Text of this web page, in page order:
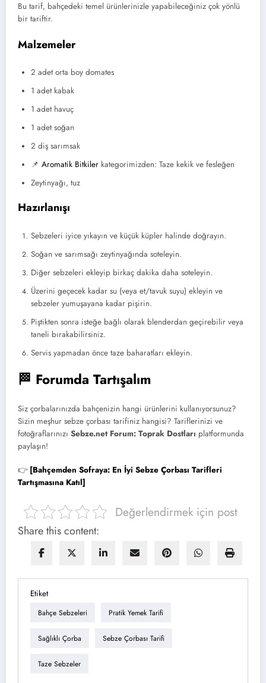
Bu tarif, bahçedeki temel ürünlerinizle yapabileceğiniz çok yönlü
bir tariftir.
Malzemeler
2 adet orta boy domates
1 adet kabak
1 adet havuç
1 adet soğan
2 diş sarımsak
📌 Aromatik Bitkiler kategorimizden: Taze kekik ve fesleğen
Zeytinyağı, tuz
Hazırlanışı
Sebzeleri iyice yıkayın ve küçük küpler halinde doğrayın.
Soğan ve sarımsağı zeytinyağında soteleyin.
Diğer sebzeleri ekleyip birkaç dakika daha soteleyin.
Üzerini geçecek kadar su (veya et/tavuk suyu) ekleyin ve
sebzeler yumuşayana kadar pişirin.
Piştikten sonra isteğe bağlı olarak blenderdan geçirebilir veya
taneli bırakabilirsiniz.
Servis yapmadan önce taze baharatları ekleyin.
🏁 Forumda Tartışalım
Siz çorbalarınızda bahçenizin hangi ürünlerini kullanıyorsunuz?
Sizin meşhur sebze çorbası tarifiniz hangisi? Tariflerinizi ve
fotoğraflarınızı Sebze.net Forum: Toprak Dostları platformunda
paylaşın!
👉 [Bahçemden Sofraya: En İyi Sebze Çorbası Tarifleri
Tartışmasına Katıl]
Değerlendirmek için post
Share this content:
Etiket
Bahçe Sebzeleri Pratik Yemek Tarifi
Sağlıklı Çorba Sebze Çorbası Tarifi
Taze Sebzeler